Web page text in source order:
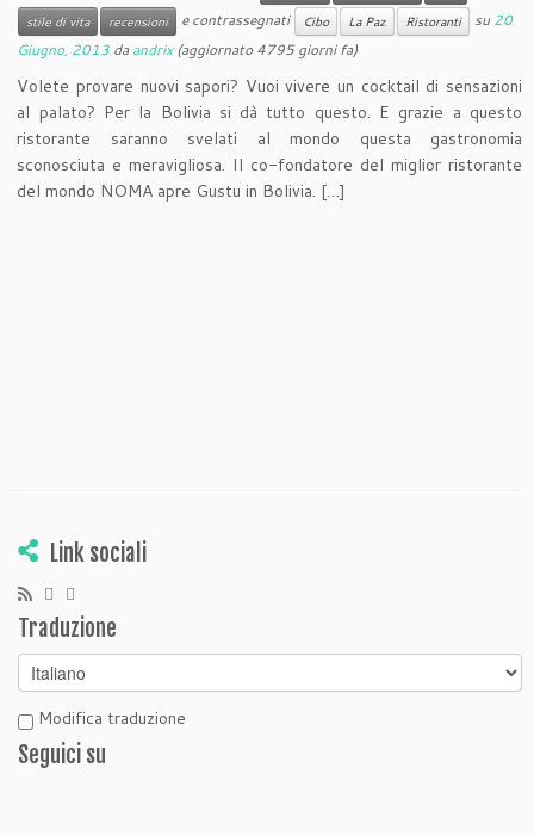
stile di vita
recensioni e contrassegnati Cibo La Paz Ristoranti su20
Giugno, 2013 daandrix(aggiornato 4795 giorni fa)
Volete provare nuovi sapori? Vuoi vivere un cocktail di sensazioni
al palato? Per la Bolivia si dà tutto questo. E grazie a questo
ristorante saranno svelati al mondo questa gastronomia
sconosciuta e meravigliosa. Il co-fondatore del miglior ristorante
del mondo NOMA apre Gustu in Bolivia. […]
Link sociali
Traduzione
Modifica traduzione
Seguici su